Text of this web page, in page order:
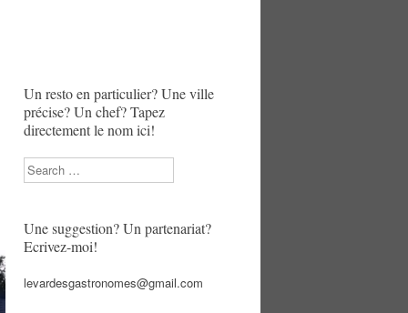
Un resto en particulier? Une ville
précise? Un chef? Tapez
directement le nom ici!
Search
Une suggestion? Un partenariat?
Ecrivez-moi!
levardesgastronomes@gmail.com